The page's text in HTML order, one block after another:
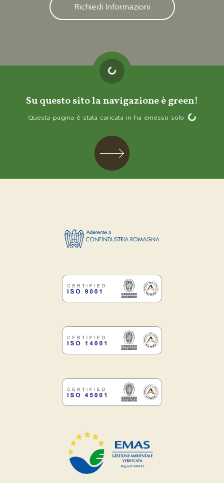
Richiedi Informazioni
Loading...
Su questo sito la navigazione è green!
Questa pagina è stata caricata in ha emesso solo
Loading...